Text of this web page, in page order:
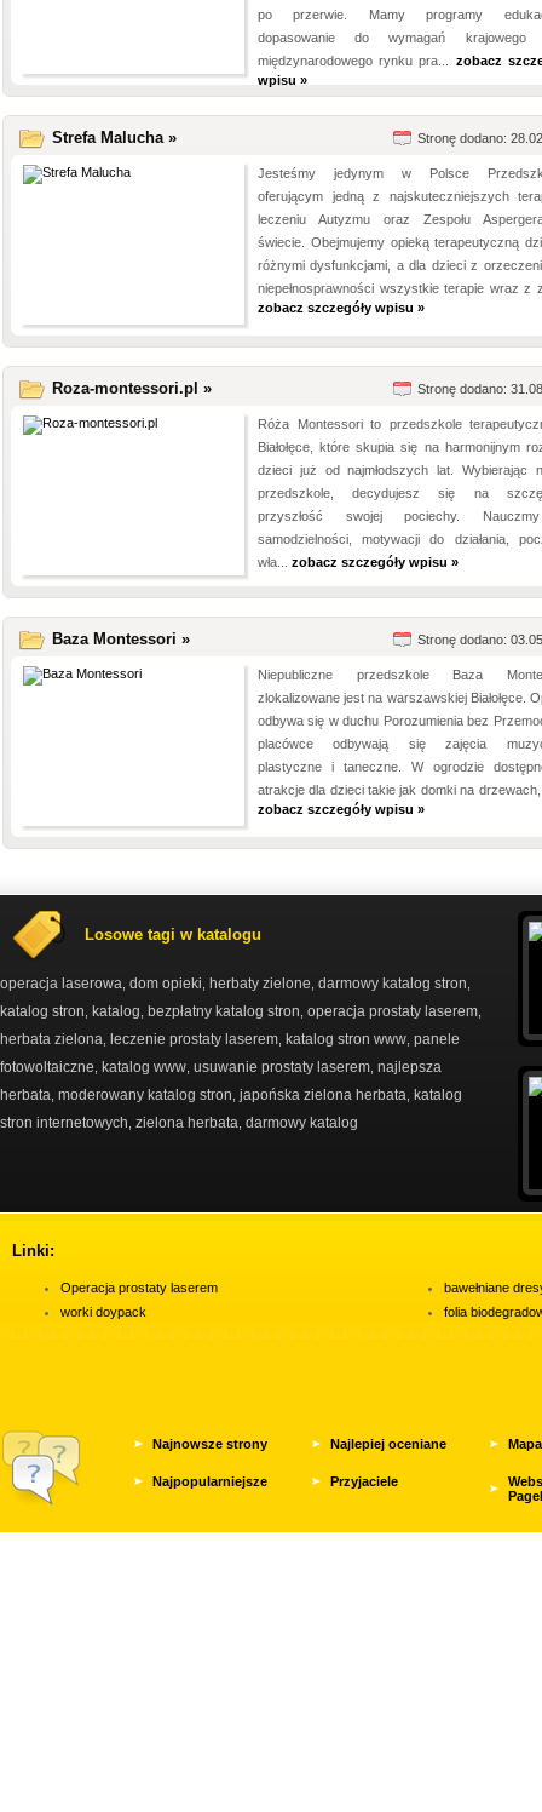
po przerwie. Mamy programy
dopasowanie do wymagań krajowego
międzynarodowego rynku pra... zobacz
wpisu »
Strefa Malucha » Stronę dodano:
Jesteśmy jedynym w Polsce
oferującym jedną z najskuteczniejszych
leczeniu Autyzmu oraz Zespołu
świecie. Obejmujemy opieką terapeutyczną
różnymi dysfunkcjami, a dla dzieci z
niepełnosprawności wszystkie terapie wraz z
zobacz szczegóły wpisu »
Roza-montessori.pl » Stronę dodano:
Róża Montessori to przedszkole
Białołęce, które skupia się na harmonijnym
dzieci już od najmłodszych lat. Wybierając
przedszkole, decydujesz się na
przyszłość swojej pociechy.
samodzielności, motywacji do działania,
wła... zobacz szczegóły wpisu »
Baza Montessori » Stronę dodano:
Niepubliczne przedszkole Baza
zlokalizowane jest na warszawskiej Białołęce.
odbywa się w duchu Porozumienia bez
placówce odbywają się zajęcia
plastyczne i taneczne. W ogrodzie
atrakcje dla dzieci takie jak domki na
zobacz szczegóły wpisu »
Losowe tagi w katalogu
operacja laserowa dom opieki herbaty zielone darmowy katalog stron
katalog stron katalog bezpłatny katalog stron operacja prostaty laserem
herbata zielona leczenie prostaty laserem katalog stron www panele
fotowoltaiczne
katalog www usuwanie prostaty laserem najlepsza
herbata moderowany katalog stron japońska zielona herbata katalog
stron internetowych zielona herbata darmowy katalog
Linki:
Operacja prostaty laserem
worki doypack
bawełniane
folia
Najnowsze strony Najlepiej oceniane
Najpopularniejsze Przyjaciele